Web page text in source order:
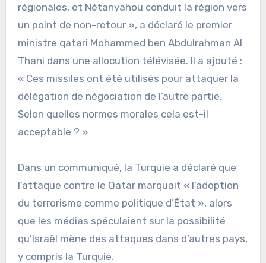
régionales, et Nétanyahou conduit la région vers
un point de non-retour », a déclaré le premier
ministre qatari Mohammed ben Abdulrahman Al
Thani dans une allocution télévisée. Il a ajouté :
« Ces missiles ont été utilisés pour attaquer la
délégation de négociation de l’autre partie.
Selon quelles normes morales cela est-il
acceptable ? »
Dans un communiqué, la Turquie a déclaré que
l’attaque contre le Qatar marquait « l’adoption
du terrorisme comme politique d’État », alors
que les médias spéculaient sur la possibilité
qu’Israël mène des attaques dans d’autres pays,
y compris la Turquie.